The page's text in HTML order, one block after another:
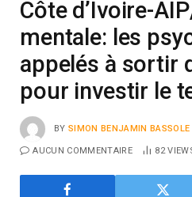
Côte d’Ivoire-
mentale: les
appelés à sortir
pour investir le
BY SIMON BENJAMIN BASSOLE
AUCUN COMMENTAIRE 82